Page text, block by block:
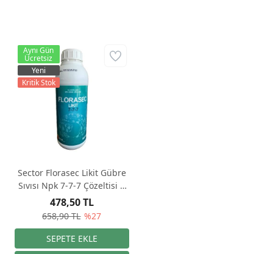
Sector Florasec Likit Gübre
Sıvısı Npk 7-7-7 Çözeltisi 1
Litre
658,90 TL %27
478,50 TL
Aynı Gün
Ücretsiz
Yeni
Kritik Stok